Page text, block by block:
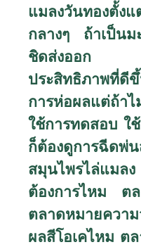
แมลงวันทองตั้ง
กลางๆ ถ้าเป็นม
ชิดส่งออก เ
ประสิทธิภาพที่ดี
การห่อผลแต่ถ้า
ใช้การทดสอบ ใ
ก็ต้องดูการฉี
สมุนไพรไล่แม
ต้องการไหม ต
ตลาดหมายความ
ผลสีโอเคไหม ต